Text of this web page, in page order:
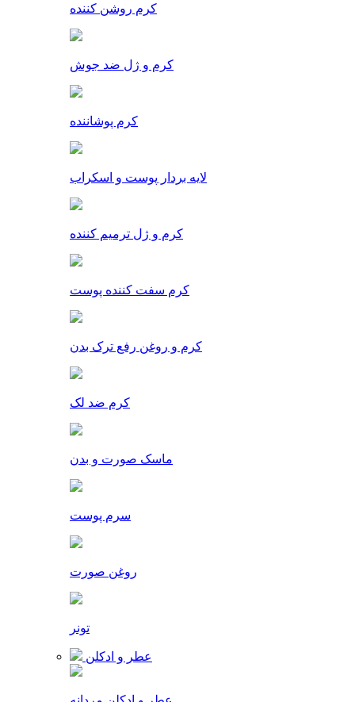
کرم روشن کننده
کرم و ژل ضد جوش
کرم پوشاننده
لایه بردار پوست و اسکراب
کرم و ژل ترمیم کننده
کرم سفت کننده پوست
کرم و روغن رفع ترک بدن
کرم ضد لک
ماسک صورت و بدن
سرم پوست
روغن صورت
تونر
عطر و ادکلن